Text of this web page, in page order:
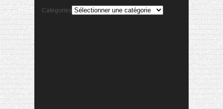
Catégories